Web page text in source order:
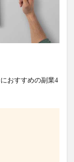
おすすめの副業4